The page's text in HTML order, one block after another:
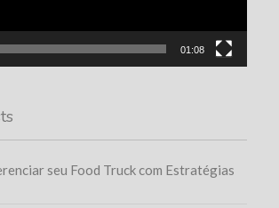
01:08
seu Food Truck com Estratégias